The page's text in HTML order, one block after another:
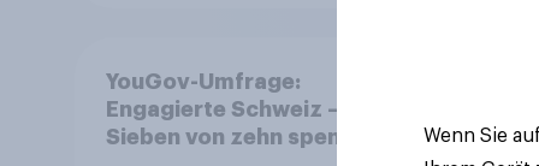
YouGov-Umfrage:
Engagierte Schweiz –
Sieben von zehn spenden,
Wenn Sie